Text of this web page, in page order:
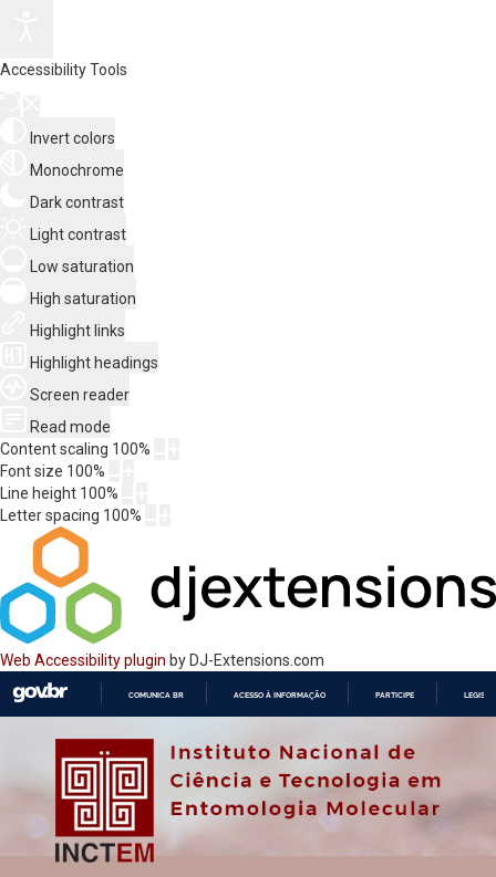
Accessibility Tools
Invert colors
Monochrome
Dark contrast
Light contrast
Low saturation
High saturation
Highlight links
Highlight headings
Screen reader
Read mode
Content scaling 100%
Font size 100%
Line height 100%
Letter spacing 100%
Web Accessibility plugin by DJ-Extensions.com
O
COMUNICA BR ACESSO À INFORMAÇÃO PARTICIPE